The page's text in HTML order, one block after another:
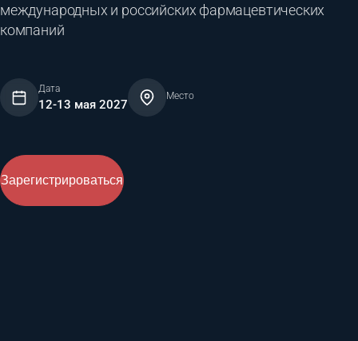
международных и российских фармацевтических
компаний
Дата
12-13 мая 2027
Место
Зарегистрироваться